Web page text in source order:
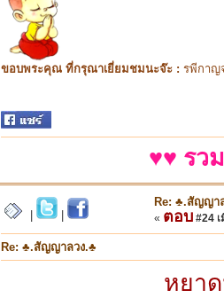
ขอบพระคุณ ที่กรุณาเยี่ยมชมนะจ๊ะ : รพีกาญ
♥♥ รว
Re: ♣.สัญญา
« ตอบ #24
Re: ♣.สัญญาลวง.♣
หยา